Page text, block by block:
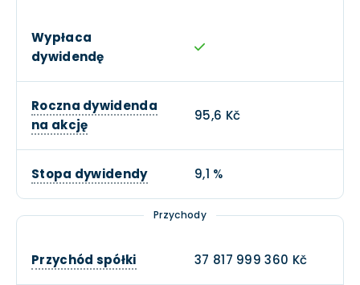
Wypłaca
dywidendę
Roczna dywidenda
na akcję
95,6 Kč
Stopa dywidendy 9,1 %
Przychody
Przychód spółki 37 817 999 360 Kč